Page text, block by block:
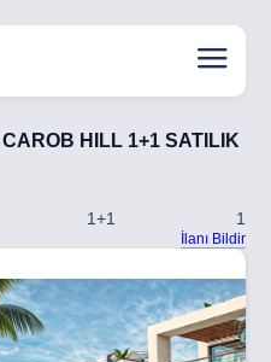
HILL 1+1 SATILIK
1+1 1
İlanı Bildir